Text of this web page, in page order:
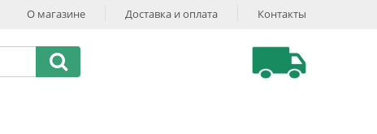
О магазине Доставка и оплата Контакты